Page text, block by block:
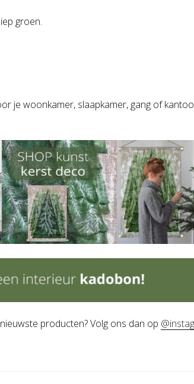
groen.
je woonkamer, slaapkamer, gang of
producten? Volg ons dan op